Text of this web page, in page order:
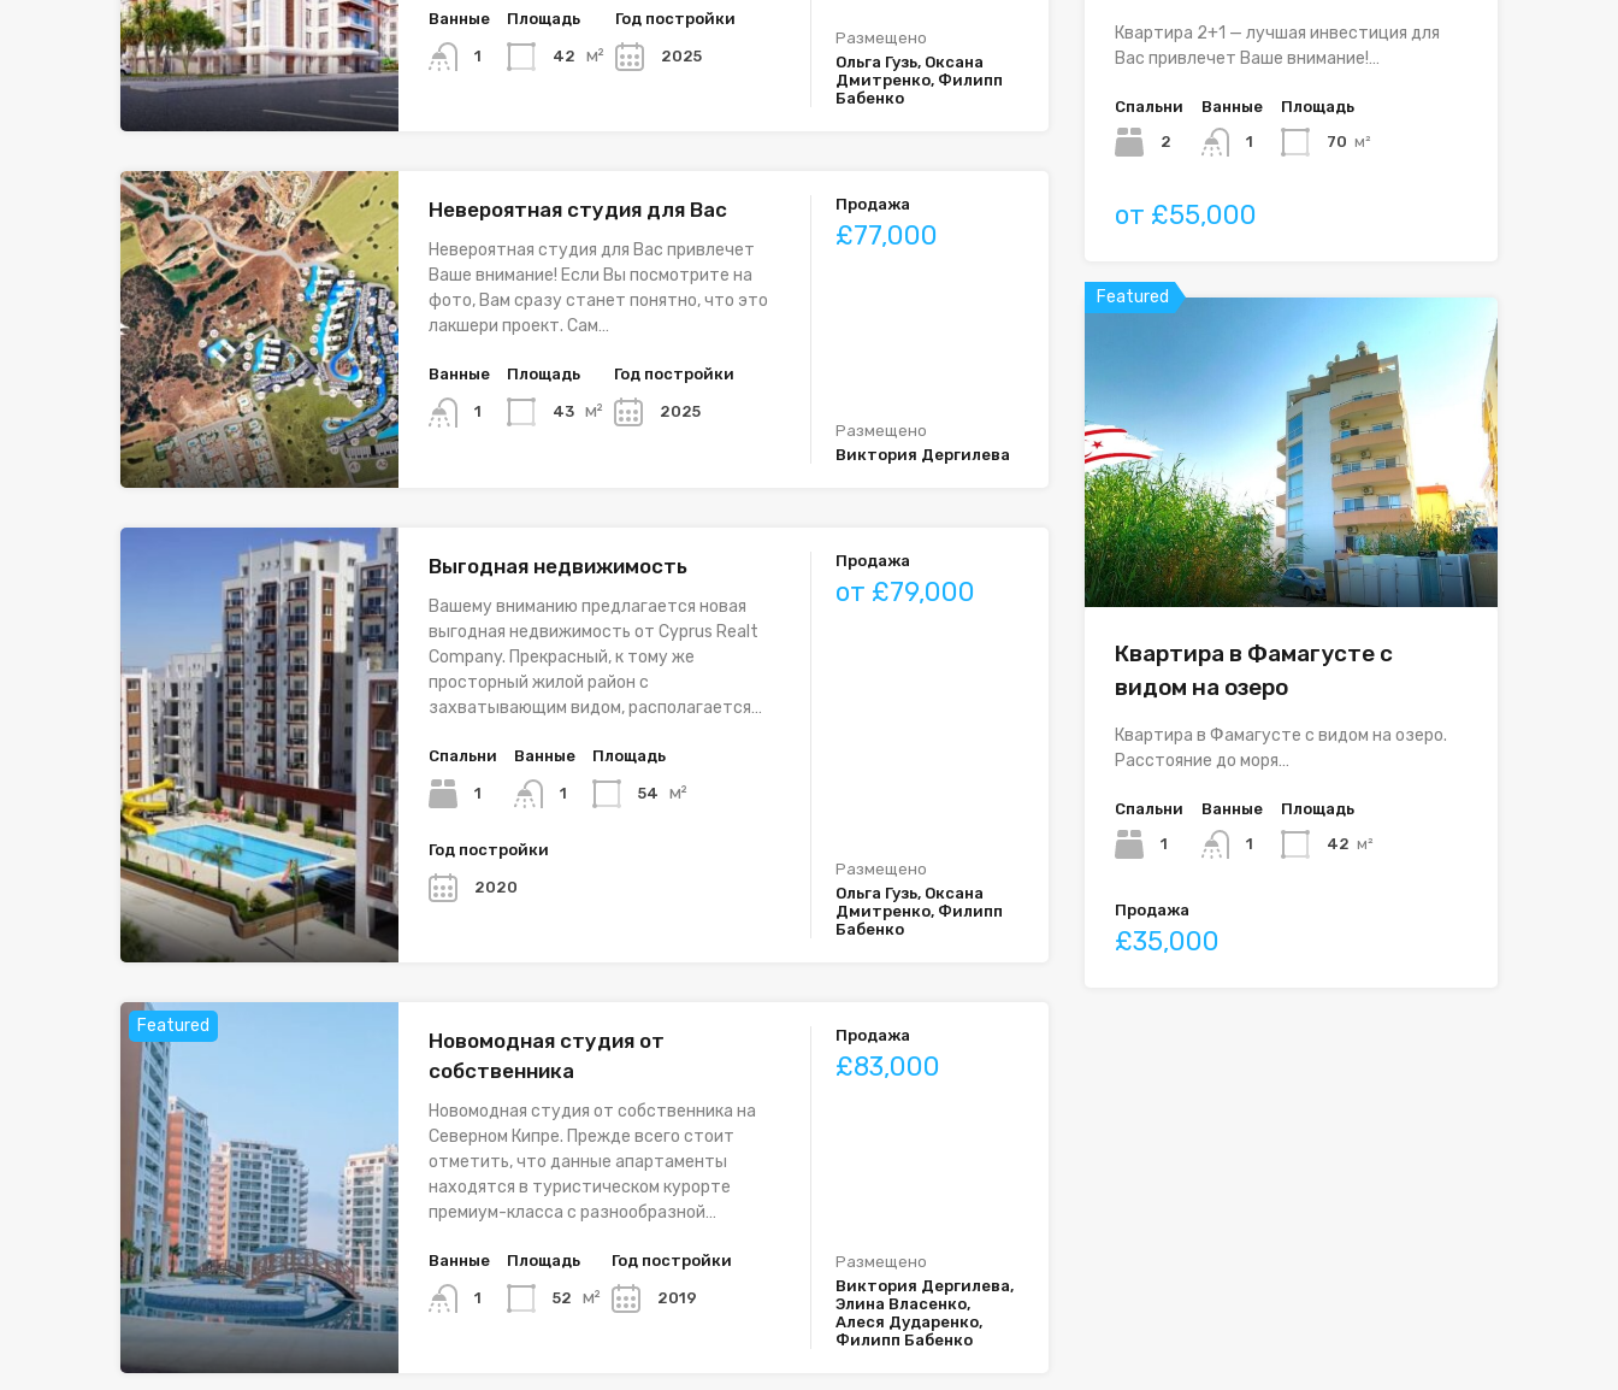
Ванные
1
Площадь
42 м²
Год постройки
2025
Размещено
Ольга Гузь, Оксана
Дмитренко, Филипп
Бабенко
Невероятная студия для Вас
Невероятная студия для Вас привлечет
Ваше внимание! Если Вы посмотрите на
фото, Вам сразу станет понятно, что это
лакшери проект. Сам…
Ванные
1
Площадь
43 м²
Год постройки
2025
Продажа
£77,000
Размещено
Виктория Дергилева
Выгодная недвижимость
Вашему вниманию предлагается новая
выгодная недвижимость от Cyprus Realt
Company. Прекрасный, к тому же
просторный жилой район с
захватывающим видом, располагается…
Спальни
1
Ванные
1
Площадь
54 м²
Год постройки
2020
Продажа
от £79,000
Размещено
Ольга Гузь, Оксана
Дмитренко, Филипп
Бабенко
Featured
Новомодная студия от
собственника
Новомодная студия от собственника на
Северном Кипре. Прежде всего стоит
отметить, что данные апартаменты
находятся в туристическом курорте
премиум-класса с разнообразной…
Ванные
1
Площадь
52 м²
Год постройки
2019
Продажа
£83,000
Размещено
Виктория Дергилева,
Элина Власенко,
Алеся Дударенко,
Филипп Бабенко
Квартира 2+1 — лучшая инвестиция для
Вас привлечет Ваше внимание!…
Спальни
2
Ванные
1
Площадь
70 м²
от £55,000
Featured
Квартира в Фамагусте с
видом на озеро
Квартира в Фамагусте с видом на озеро.
Расстояние до моря…
Спальни
1
Ванные
1
Площадь
42 м²
Продажа
£35,000